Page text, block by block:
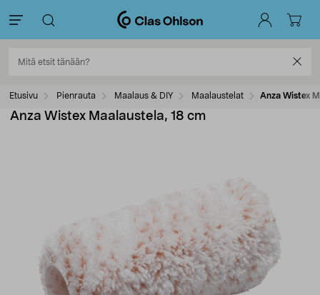
Etusivu Pienrauta Maalaus & DIY Maalaustelat Anza Wistex
Anza Wistex Maalaustela, 18 cm